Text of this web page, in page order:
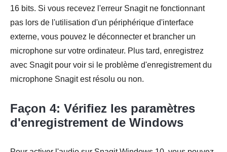
Étape 1.
16 bits. Si vous recevez l'erreur Snagit ne fonctionnant
pas lors de l'utilisation d'un périphérique d'interface
externe, vous pouvez le déconnecter et brancher un
microphone sur votre ordinateur. Plus tard, enregistrez
avec Snagit pour voir si le problème d'enregistrement du
microphone Snagit est résolu ou non.
Façon 4: Vérifiez les paramètres
d'enregistrement de Windows